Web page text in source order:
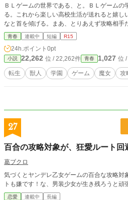
ＢＬゲームの世界である、と。ＢＬゲームの
る。これから楽しい高校生活が送れると嬉
なと首を傾げる。まあ、とりあえず攻略相手
りひっそりとストーキングに勤しもう。
青春 連載中 短編 R15
24h.ポイント 0pt
小説 22,262 位 / 22,262件 青春 1,027 位
転生 獣人 学園 ゲーム 魔女 攻
27
百合の攻略対象が、狂愛ルート回
葛ブクロ
気づくとヤンデレ乙女ゲームの百合な攻略対
トも嫌です！な、男装少女が生き残ろうと頑
恋愛 連載中 長編